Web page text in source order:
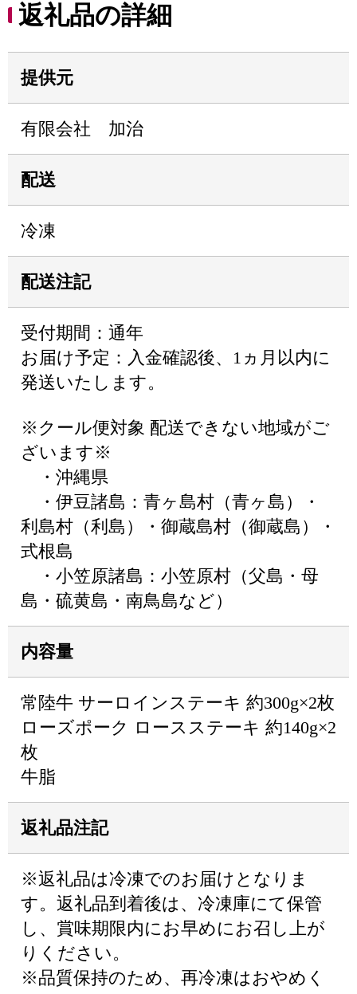
返礼品の詳細
提供元
有限会社 加治
配送
冷凍
配送注記
受付期間：通年
お届け予定：入金確認後、1ヵ月以内に
発送いたします。
※クール便対象 配送できない地域がご
ざいます※
・沖縄県
・伊豆諸島：青ヶ島村（青ヶ島）・
利島村（利島）・御蔵島村（御蔵島）・
式根島
・小笠原諸島：小笠原村（父島・母
島・硫黄島・南鳥島など）
内容量
常陸牛 サーロインステーキ 約300g×2枚
ローズポーク ロースステーキ 約140g×2
枚
牛脂
返礼品注記
※返礼品は冷凍でのお届けとなりま
す。返礼品到着後は、冷凍庫にて保管
し、賞味期限内にお早めにお召し上が
りください。
※品質保持のため、再冷凍はおやめく